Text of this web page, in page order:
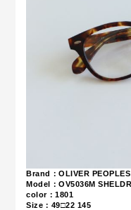
Brand：OLIVER PEOPLES
Model：OV5036M
color：1801
Size：49□22 145